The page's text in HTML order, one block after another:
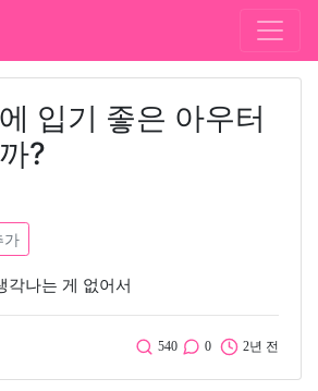
입기 좋은 아우터
?
가
각나는 게 없어서
540 0 2년 전